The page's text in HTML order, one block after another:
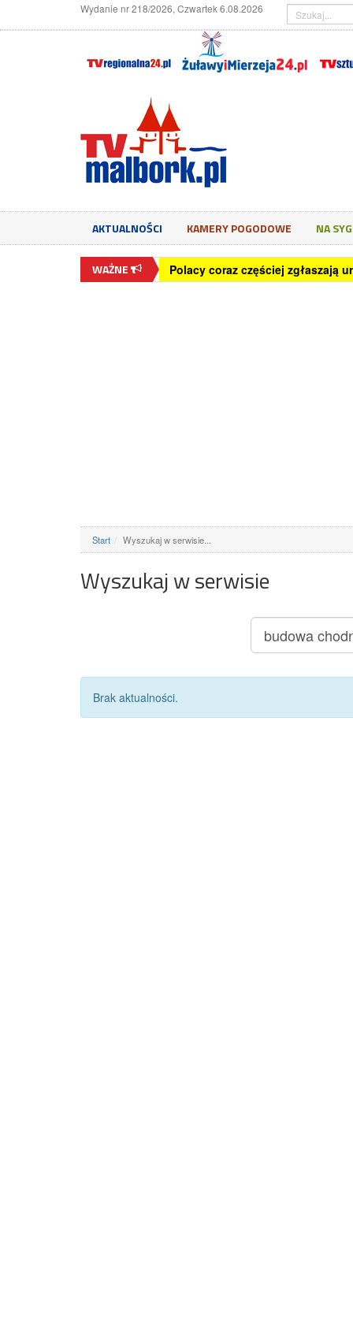
Wydanie nr 218/2026, Czwartek 6.08.2026
AKTUALNOŚCI KAMERY POGODOWE NA
WAŻNE Polacy coraz częściej zgłaszają
Start Wyszukaj w serwisie...
Wyszukaj w serwisie
Brak aktualności.